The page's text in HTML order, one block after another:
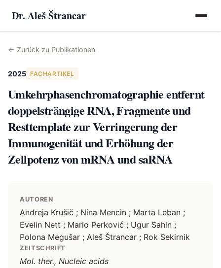
Dr. Aleš Štrancar
← Zurück zu Publikationen
2025 FACHARTIKEL
Umkehrphasenchromatographie entfernt
doppelsträngige RNA, Fragmente und
Resttemplate zur Verringerung der
Immunogenität und Erhöhung der
Zellpotenz von mRNA und saRNA
AUTOREN
Andreja Krušič ; Nina Mencin ; Marta Leban ;
Evelin Nett ; Mario Perković ; Ugur Sahin ;
Polona Megušar ; Aleš Štrancar ; Rok Sekirnik
ZEITSCHRIFT
Mol. ther., Nucleic acids